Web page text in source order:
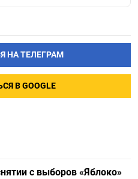
НА ТЕЛЕГРАМ
В GOOGLE
с выборов «Яблоко»